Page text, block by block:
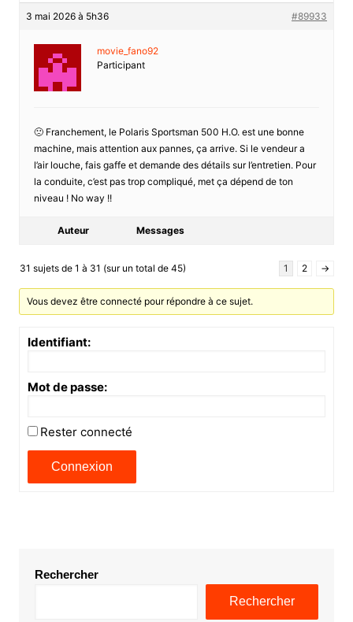
3 mai 2026 à 5h36 #89933
movie_fano92
Participant
🙁 Franchement, le Polaris Sportsman 500 H.O. est une bonne
machine, mais attention aux pannes, ça arrive. Si le vendeur a
l’air louche, fais gaffe et demande des détails sur l’entretien. Pour
la conduite, c’est pas trop compliqué, met ça dépend de ton
niveau ! No way !!
Auteur Messages
31 sujets de 1 à 31 (sur un total de 45) 1 2 →
Vous devez être connecté pour répondre à ce sujet.
Identifiant:
Mot de passe:
Rester connecté
Connexion
Rechercher
Rechercher